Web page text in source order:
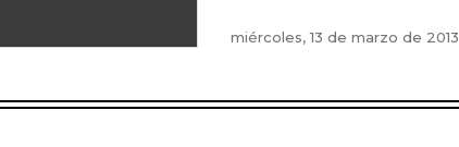
miércoles, 13 de marzo de 2013